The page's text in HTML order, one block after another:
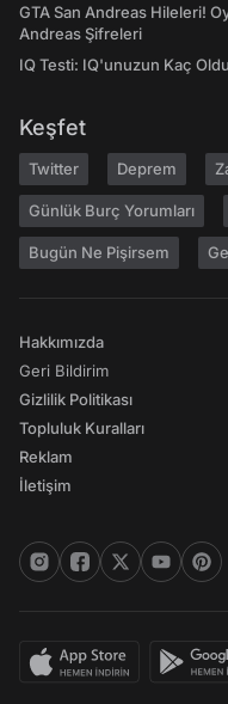
GTA San Andreas Hileleri!
Andreas Şifreleri
IQ Testi: IQ'unuzun Kaç
Keşfet
Twitter Deprem
Günlük Burç Yorumları
Bugün Ne Pişirsem
Hakkımızda
Geri Bildirim
Gizlilik Politikası
Topluluk Kuralları
Reklam
İletişim